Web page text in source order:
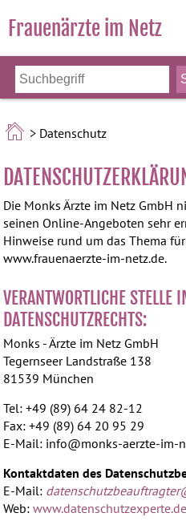
Frauenärzte im Netz
> Datenschutz
Die Monks Ärzte im Netz GmbH
seinen Online-Angeboten sehr
Hinweise rund um das Thema
www.frauenaerzte-im-netz.de.
VERANTWORTLICHE STELLE
DATENSCHUTZRECHTS:
Monks - Ärzte im Netz GmbH
Tegernseer Landstraße 138
81539 München
Tel: +49 (89) 64 24 82-12
Fax: +49 (89) 64 20 95 29
E-Mail: info@monks-aerzte-im-
Kontaktdaten des
E-Mail:
Web:www.datenschutzexperte.de